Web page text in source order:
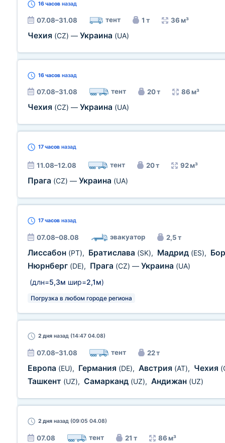
16 часов назад
07.08–31.08 тент 1 т 36 м³
Чехия (CZ) — Украина (UA)
16 часов назад
07.08–31.08 тент 20 т 86 м³
Чехия (CZ) — Украина (UA)
17 часов назад
11.08–12.08 тент 20 т 92 м³
Прага (CZ) — Украина (UA)
17 часов назад
07.08–08.08 эвакуатор 2,5 т
Лиссабон (PT), Братислава (SK), Мадрид (ES),
Нюрнберг (DE), Прага (CZ) — Украина (UA)
(длн=5,3м шир=2,1м)
Погрузка в любом городе региона
2 дня назад (14:47 04.08)
07.08–31.08 тент 22 т
Европа (EU), Германия (DE), Австрия (AT), Чехия
Ташкент (UZ), Самарканд (UZ), Андижан (UZ)
2 дня назад (09:05 04.08)
07.08 тент 21 т 86 м³